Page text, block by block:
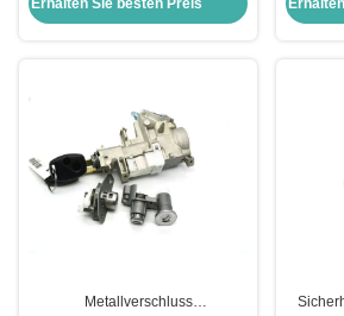
Erhalten Sie besten Preis
Metallverschluss